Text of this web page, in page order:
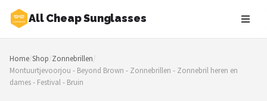
All Cheap Sunglasses
Zoeken
NAVIGATIE
Shop
Home/Shop/Zonnebrillen/
Montuurtjevoorjou - Beyond Brown - Zonnebrillen - Zonnebril heren en
dames - Festival - Bruin